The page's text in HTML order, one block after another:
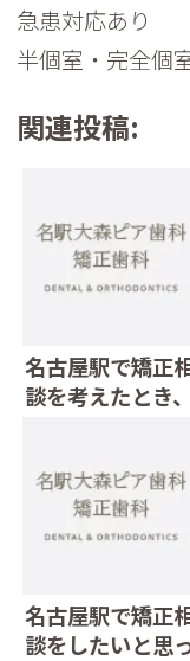
急患対応あり
半個室・完全個
関連投稿:
名古屋駅で矯正
談を考えたとき、
ります
名古屋駅で矯正
談をしたいと思